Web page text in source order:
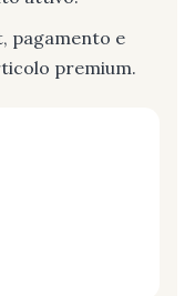
pagamento e
premium.